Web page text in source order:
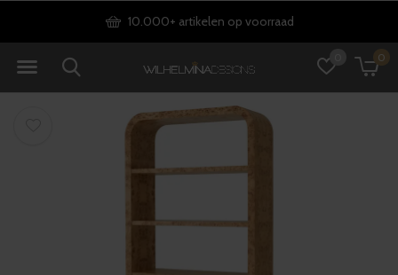
0
10.000+ artikelen op voorraad